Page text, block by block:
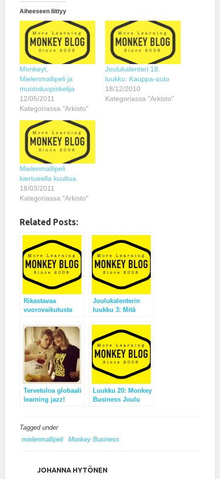
Aiheeseen liittyy
Monkeyt,
Mielenmallipeli ja
muotoiluopiskelija
12/05/2011
Kategoriassa "Arkisto"
Joulukalenteri 18.
luukku: Kauppa-auto
18/12/2010
Kategoriassa "Arkisto"
Mielenmallipeli
kiertueella kuultua
18/03/2011
Kategoriassa "Arkisto"
Related Posts:
Rikastavaa
vuorovaikutusta
maisemissa
Joulukalenterin
luukku 3: Mitä
menestyksen
jälkeen?
Tervetuloa globaali
learning jazz!
Luukku 20: Monkey
Business Joulu
Tagged under
mielenmallipeli
Monkey Business
JOHANNA HYTÖNEN